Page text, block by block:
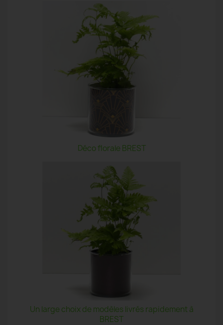
Déco florale BREST
Un large choix de modèles livrés rapidement à
BREST